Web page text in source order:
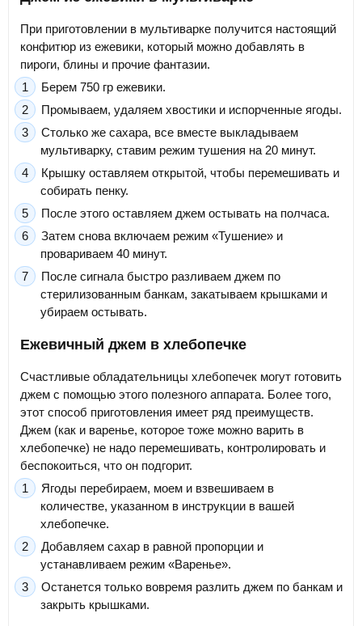
При приготовлении в мультиварке получится настоящий
конфитюр из ежевики, который можно добавлять в
пироги, блины и прочие фантазии.
Берем 750 гр ежевики.
Промываем, удаляем хвостики и испорченные ягоды.
Столько же сахара, все вместе выкладываем
мультиварку, ставим режим тушения на 20 минут.
Крышку оставляем открытой, чтобы перемешивать и
собирать пенку.
После этого оставляем джем остывать на полчаса.
Затем снова включаем режим «Тушение» и
провариваем 40 минут.
После сигнала быстро разливаем джем по
стерилизованным банкам, закатываем крышками и
убираем остывать.
Ежевичный джем в хлебопечке
Счастливые обладательницы хлебопечек могут готовить
джем с помощью этого полезного аппарата. Более того,
этот способ приготовления имеет ряд преимуществ.
Джем (как и варенье, которое тоже можно варить в
хлебопечке) не надо перемешивать, контролировать и
беспокоиться, что он подгорит.
Ягоды перебираем, моем и взвешиваем в
количестве, указанном в инструкции в вашей
хлебопечке.
Добавляем сахар в равной пропорции и
устанавливаем режим «Варенье».
Останется только вовремя разлить джем по банкам и
закрыть крышками.